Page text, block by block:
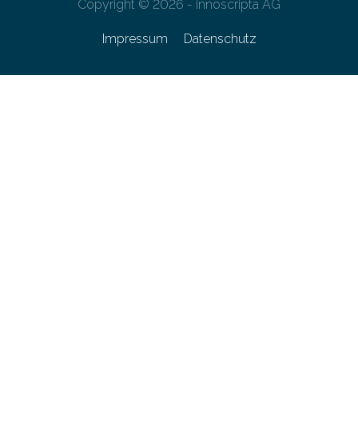
Copyright © 2026 - innoscripta AG
Impressum Datenschutz